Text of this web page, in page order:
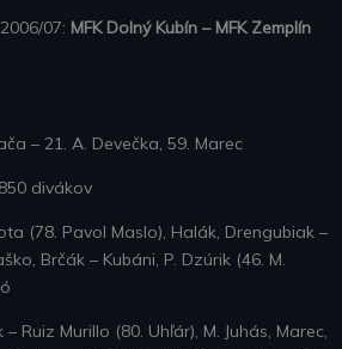
07: MFK Dolný Kubín – MFK Zemplín
– 21. A. Devečka, 59. Marec
divákov
(78. Pavol Maslo), Halák, Drengubiak –
Brčák – Kubáni, P. Dzúrik (46. M.
– Ruiz Murillo (80. Uhľár), M. Juhás, Marec,